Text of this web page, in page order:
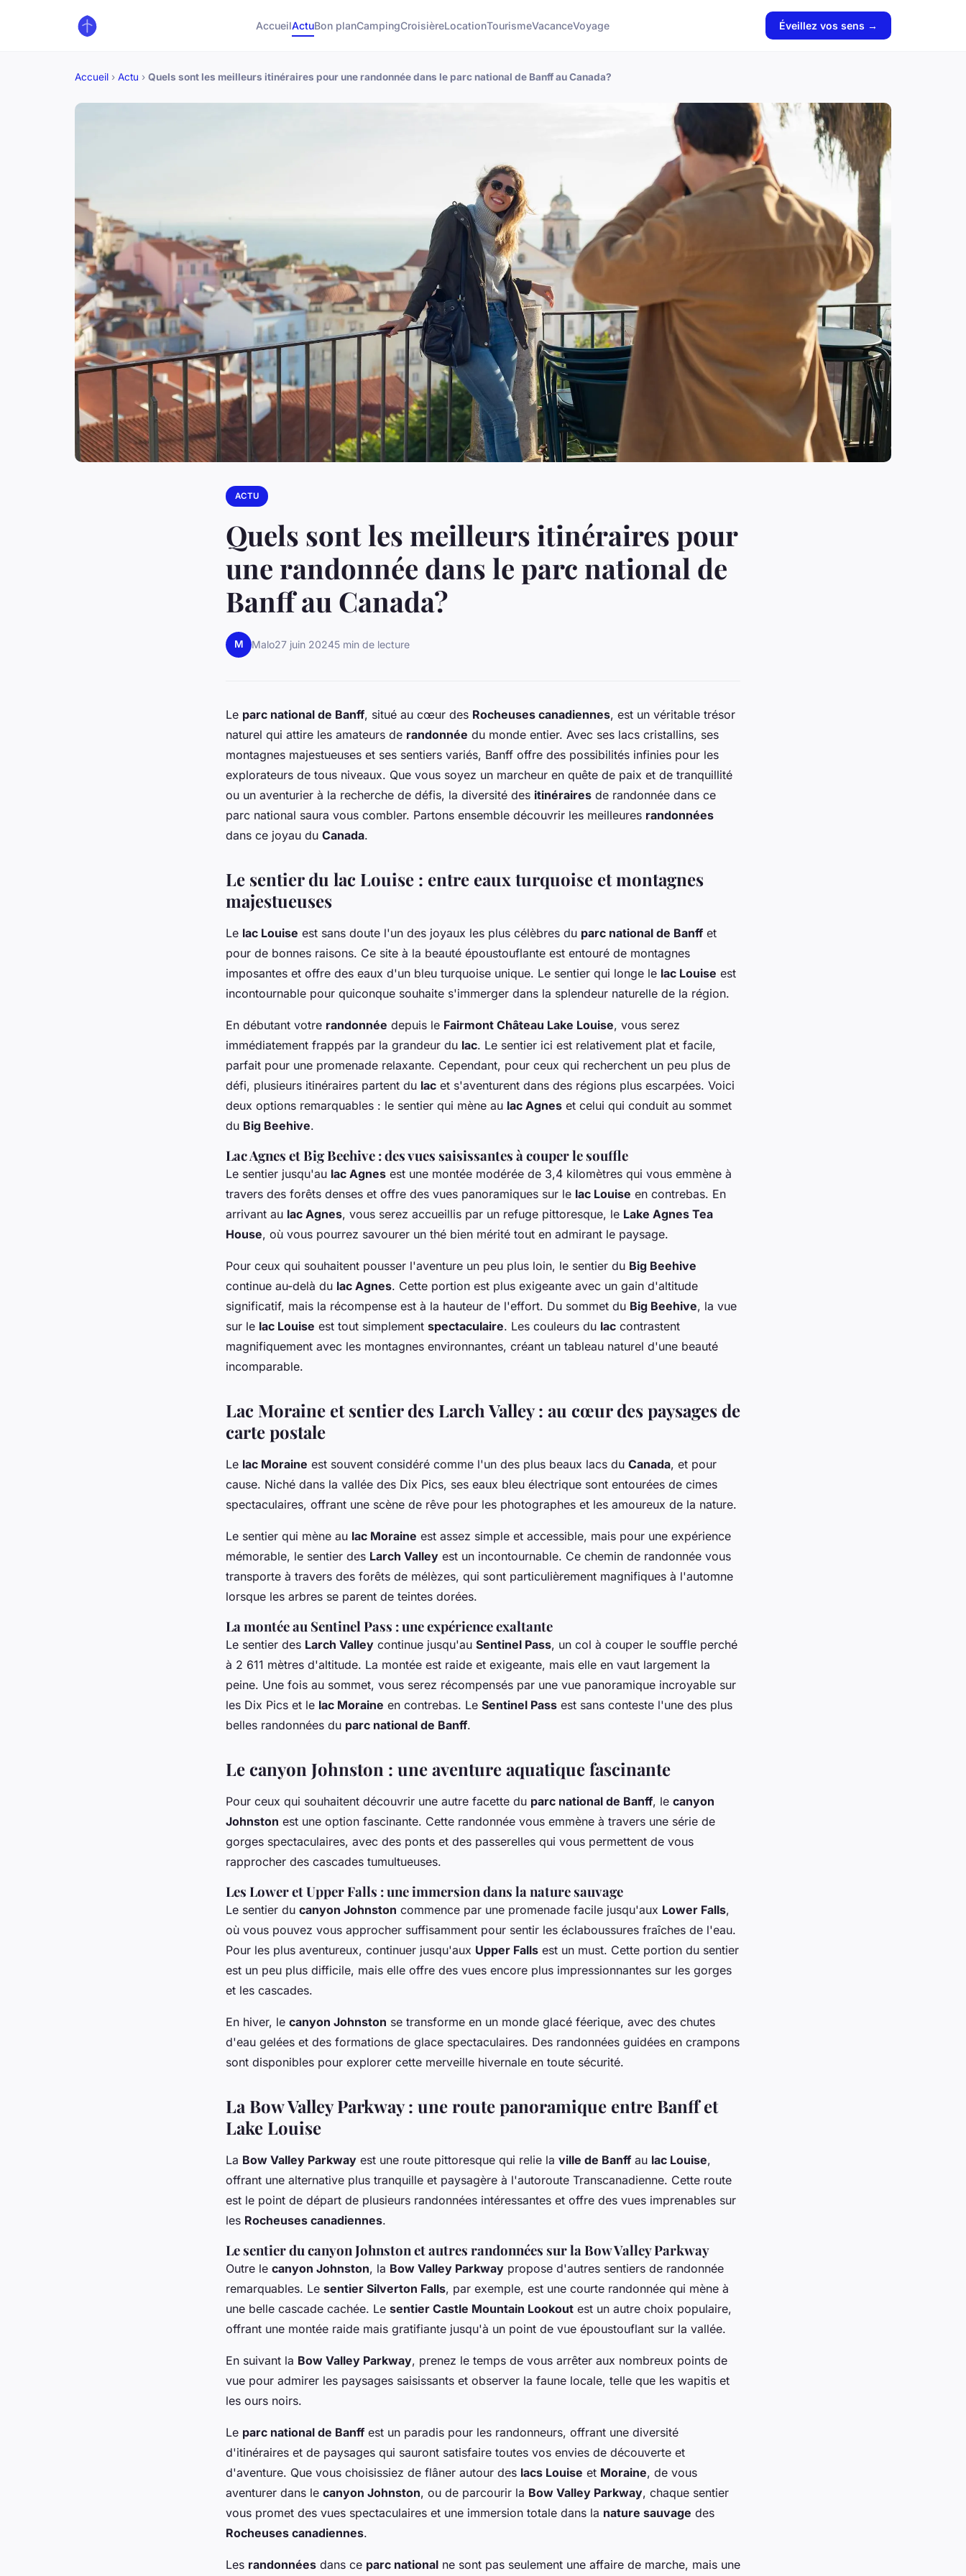
AccueilActuBon planCampingCroisièreLocationTourismeVacanceVoyage Éveillez vos sens →
Accueil › Actu › Quels sont les meilleurs itinéraires pour une randonnée dans le parc national de Banff au Canada?
ACTU
Quels sont les meilleurs itinéraires pour
une randonnée dans le parc national de
Banff au Canada?
M Malo27 juin 20245 min de lecture
Le parc national de Banff, situé au cœur des Rocheuses canadiennes, est un véritable trésor
naturel qui attire les amateurs de randonnée du monde entier. Avec ses lacs cristallins, ses
montagnes majestueuses et ses sentiers variés, Banff offre des possibilités infinies pour les
explorateurs de tous niveaux. Que vous soyez un marcheur en quête de paix et de tranquillité
ou un aventurier à la recherche de défis, la diversité des itinéraires de randonnée dans ce
parc national saura vous combler. Partons ensemble découvrir les meilleures randonnées
dans ce joyau du Canada.
Le sentier du lac Louise : entre eaux turquoise et montagnes
majestueuses
Le lac Louise est sans doute l'un des joyaux les plus célèbres du parc national de Banffet
pour de bonnes raisons. Ce site à la beauté époustouflante est entouré de montagnes
imposantes et offre des eaux d'un bleu turquoise unique. Le sentier qui longe le lac Louise est
incontournable pour quiconque souhaite s'immerger dans la splendeur naturelle de la région.
En débutant votre randonnée depuis le Fairmont Château Lake Louise, vous serez
immédiatement frappés par la grandeur du lac. Le sentier ici est relativement plat et facile,
parfait pour une promenade relaxante. Cependant, pour ceux qui recherchent un peu plus de
défi, plusieurs itinéraires partent du lac et s'aventurent dans des régions plus escarpées. Voici
deux options remarquables : le sentier qui mène au lac Agnes et celui qui conduit au sommet
du Big Beehive.
Lac Agnes et Big Beehive : des vues saisissantes à couper le souffle
Le sentier jusqu'au lac Agnes est une montée modérée de 3,4 kilomètres qui vous emmène à
travers des forêts denses et offre des vues panoramiques sur le lac Louise en contrebas. En
arrivant au lac Agnes, vous serez accueillis par un refuge pittoresque, le Lake Agnes Tea
House, où vous pourrez savourer un thé bien mérité tout en admirant le paysage.
Pour ceux qui souhaitent pousser l'aventure un peu plus loin, le sentier du Big Beehive
continue au-delà du lac Agnes. Cette portion est plus exigeante avec un gain d'altitude
significatif, mais la récompense est à la hauteur de l'effort. Du sommet du Big Beehive, la vue
sur le lac Louise est tout simplement spectaculaire. Les couleurs du lac contrastent
magnifiquement avec les montagnes environnantes, créant un tableau naturel d'une beauté
incomparable.
Lac Moraine et sentier des Larch Valley : au cœur des paysages de
carte postale
Le lac Moraine est souvent considéré comme l'un des plus beaux lacs du Canada, et pour
cause. Niché dans la vallée des Dix Pics, ses eaux bleu électrique sont entourées de cimes
spectaculaires, offrant une scène de rêve pour les photographes et les amoureux de la nature.
Le sentier qui mène au lac Moraine est assez simple et accessible, mais pour une expérience
mémorable, le sentier des Larch Valley est un incontournable. Ce chemin de randonnée vous
transporte à travers des forêts de mélèzes, qui sont particulièrement magnifiques à l'automne
lorsque les arbres se parent de teintes dorées.
La montée au Sentinel Pass : une expérience exaltante
Le sentier des Larch Valley continue jusqu'au Sentinel Pass, un col à couper le souffle perché
à 2 611 mètres d'altitude. La montée est raide et exigeante, mais elle en vaut largement la
peine. Une fois au sommet, vous serez récompensés par une vue panoramique incroyable sur
les Dix Pics et le lac Moraine en contrebas. Le Sentinel Pass est sans conteste l'une des plus
belles randonnées du parc national de Banff.
Le canyon Johnston : une aventure aquatique fascinante
Pour ceux qui souhaitent découvrir une autre facette du parc national de Banff, le canyon
Johnston est une option fascinante. Cette randonnée vous emmène à travers une série de
gorges spectaculaires, avec des ponts et des passerelles qui vous permettent de vous
rapprocher des cascades tumultueuses.
Les Lower et Upper Falls : une immersion dans la nature sauvage
Le sentier du canyon Johnston commence par une promenade facile jusqu'aux Lower Falls,
où vous pouvez vous approcher suffisamment pour sentir les éclaboussures fraîches de l'eau.
Pour les plus aventureux, continuer jusqu'aux Upper Falls est un must. Cette portion du sentier
est un peu plus difficile, mais elle offre des vues encore plus impressionnantes sur les gorges
et les cascades.
En hiver, le canyon Johnston se transforme en un monde glacé féerique, avec des chutes
d'eau gelées et des formations de glace spectaculaires. Des randonnées guidées en crampons
sont disponibles pour explorer cette merveille hivernale en toute sécurité.
La Bow Valley Parkway : une route panoramique entre Banff et
Lake Louise
La Bow Valley Parkway est une route pittoresque qui relie la ville de Banffau lac Louise,
offrant une alternative plus tranquille et paysagère à l'autoroute Transcanadienne. Cette route
est le point de départ de plusieurs randonnées intéressantes et offre des vues imprenables sur
les Rocheuses canadiennes.
Le sentier du canyon Johnston et autres randonnées sur la Bow Valley Parkway
Outre le canyon Johnston, la Bow Valley Parkway propose d'autres sentiers de randonnée
remarquables. Le sentier Silverton Falls, par exemple, est une courte randonnée qui mène à
une belle cascade cachée. Le sentier Castle Mountain Lookout est un autre choix populaire,
offrant une montée raide mais gratifiante jusqu'à un point de vue époustouflant sur la vallée.
En suivant la Bow Valley Parkway, prenez le temps de vous arrêter aux nombreux points de
vue pour admirer les paysages saisissants et observer la faune locale, telle que les wapitis et
les ours noirs.
Le parc national de Banffest un paradis pour les randonneurs, offrant une diversité
d'itinéraires et de paysages qui sauront satisfaire toutes vos envies de découverte et
d'aventure. Que vous choisissiez de flâner autour des lacs Louise et Moraine, de vous
aventurer dans le canyon Johnston, ou de parcourir la Bow Valley Parkway, chaque sentier
vous promet des vues spectaculaires et une immersion totale dans la nature sauvage des
Rocheuses canadiennes.
Les randonnées dans ce parc national ne sont pas seulement une affaire de marche, mais une